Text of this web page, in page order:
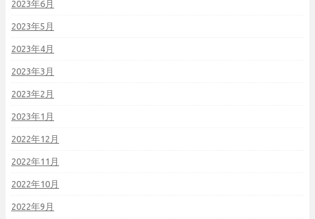
2023年6月
2023年5月
2023年4月
2023年3月
2023年2月
2023年1月
2022年12月
2022年11月
2022年10月
2022年9月